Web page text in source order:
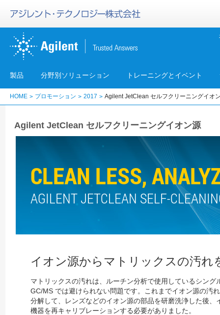
製品 分野別ソリューション トレーニングとイベント
HOME プロモーション 2017 Agilent JetClean セルフクリーニングイオ
Agilent JetClean セルフクリーニングイオン源
CLEAN LESS,
AGILENT JETCLEAN SELF-
イオン源からマトリックスの汚れ
マトリックスの汚れは、ルーチン分析で使用しているシング
GC/MS では避けられない問題です。これまでイオン源の汚
分解して、レンズなどのイオン源の部品を研磨洗浄した後、
機器を再キャリブレーションする必要がありました。